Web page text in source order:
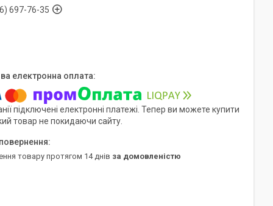
697-76-35
підключені електронні платежі. Тепер ви можете купити
товар не покидаючи сайту.
товару протягом 14 днів за домовленістю